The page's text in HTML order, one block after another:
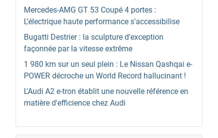
Mercedes-AMG GT 53 Coupé 4 portes :
L’électrique haute performance s'accessibilise
Bugatti Destrier : la sculpture d'exception
façonnée par la vitesse extrême
1 980 km sur un seul plein : Le Nissan Qashqai e-
POWER décroche un World Record hallucinant !
L'Audi A2 e-tron établit une nouvelle référence en
matière d'efficience chez Audi